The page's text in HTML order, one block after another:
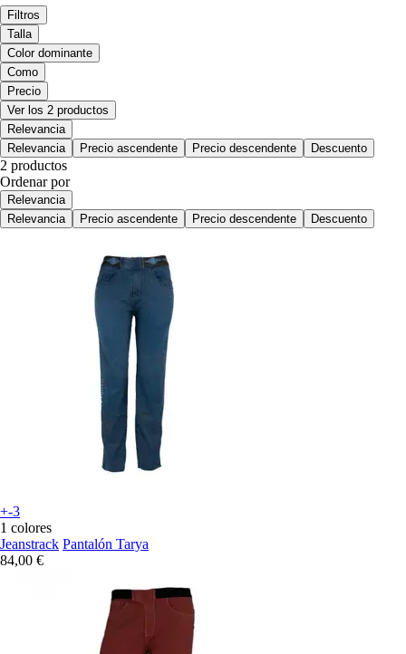
Filtros
Talla
Color dominante
Como
Precio
Ver los 2 productos
Relevancia
Relevancia
Precio ascendente Precio descendente Descuento
2 productos
Ordenar por
Relevancia
Relevancia
Precio ascendente Precio descendente Descuento
+-3
1 colores
Jeanstrack Pantalón Tarya
84,00 €